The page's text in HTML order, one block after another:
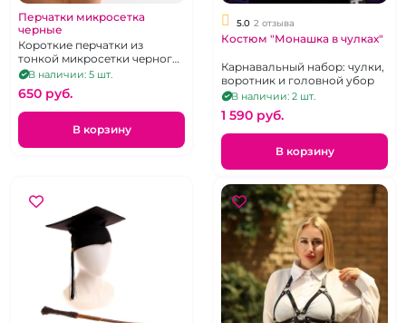
Перчатки микросетка
черные
Короткие перчатки из
тонкой микросетки черного
цвета
В наличии: 5 шт.
650 pуб.
В корзину
5.0 2 отзыва
Костюм "Монашка в чулках"
Карнавальный набор: чулки,
воротник и головной убор
В наличии: 2 шт.
1 590 pуб.
В корзину